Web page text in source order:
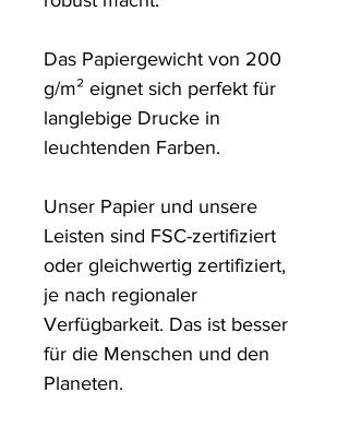
Das Papiergewicht von 200
g/m² eignet sich perfekt für
langlebige Drucke in
leuchtenden Farben.
Unser Papier und unsere
Leisten sind FSC-zertifiziert
oder gleichwertig zertifiziert,
je nach regionaler
Verfügbarkeit. Das ist besser
für die Menschen und den
Planeten.